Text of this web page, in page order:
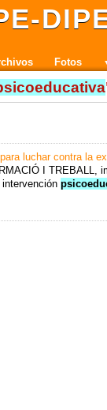
Fotos
luchar contra la
I TREBALL,